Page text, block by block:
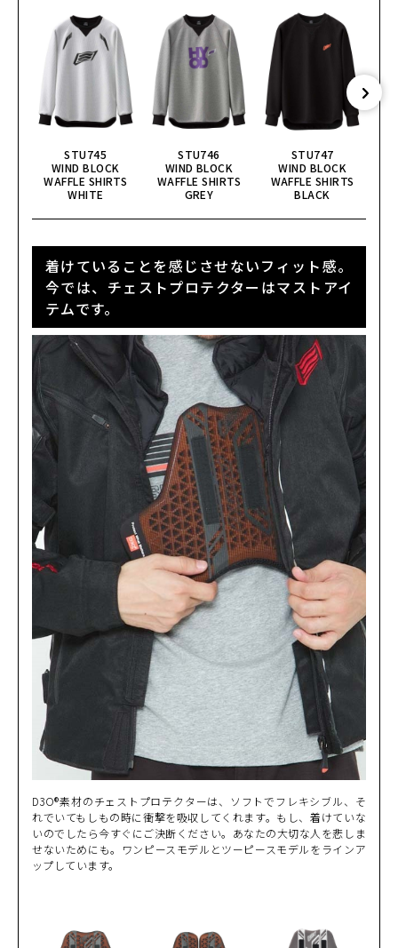
STU745
WIND BLOCK
WAFFLE SHIRTS
WHITE
STU746
WIND BLOCK
WAFFLE SHIRTS
GREY
STU747
WIND BLOCK
WAFFLE SHIRTS
BLACK
着けていることを感じさせないフィット感。
今では、チェストプロテクターはマストアイ
テムです。
D3O®素材のチェストプロテクターは、ソフトでフレキシブル、そ
れでいてもしもの時に衝撃を吸収してくれます。もし、着けていな
いのでしたら今すぐにご決断ください。あなたの大切な人を悲しま
せないためにも。ワンピースモデルとツーピースモデルをラインア
ップしています。